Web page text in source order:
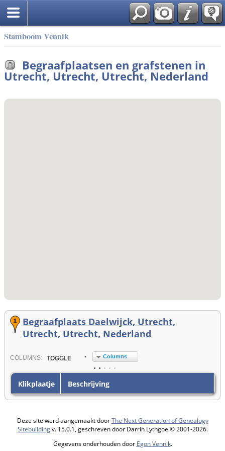
Stamboom Vennik
Begraafplaatsen en grafstenen in
Utrecht, Utrecht, Utrecht, Nederland
Begraafplaats Daelwijck, Utrecht,
Utrecht, Utrecht, Nederland
COLUMN S: TOGGLE Columns
Klikplaatje Beschrijving
Deze site werd aangemaakt doorThe Next Generation of Genealogy
Sitebuildingv. 15.0.1, geschreven door Darrin Lythgoe © 2001-2026.
Gegevens onderhouden door Egon Vennik.